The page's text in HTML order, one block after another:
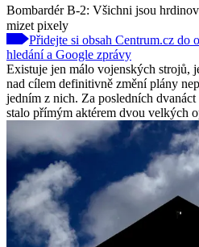
Bombardér B-2: Všichni jsou
mizet pixely
Přidejte si obsah Centrum.cz do
hledání a Google zprávy
Existuje jen málo vojenských strojů,
nad cílem definitivně změní plány
jedním z nich. Za posledních
stalo přímým aktérem dvou velkých